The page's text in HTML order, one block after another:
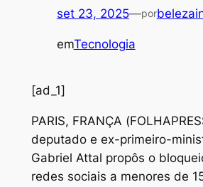
set 23, 2025—por
emTecnologia
[ad_1]
PARIS, FRANÇA
deputado e ex-primeiro-
Gabriel Attal propôs o
redes sociais a menores de